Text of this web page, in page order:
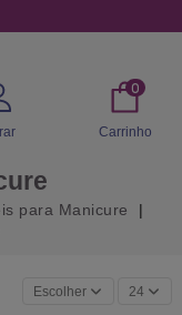
0
Carrinho
para Manicure
Escolher 24